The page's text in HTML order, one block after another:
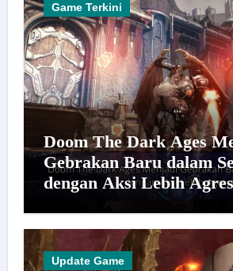
Game Terkini
Doom The Dark Ages
Gebrakan Baru dalam
dengan Aksi Lebih
Update Game